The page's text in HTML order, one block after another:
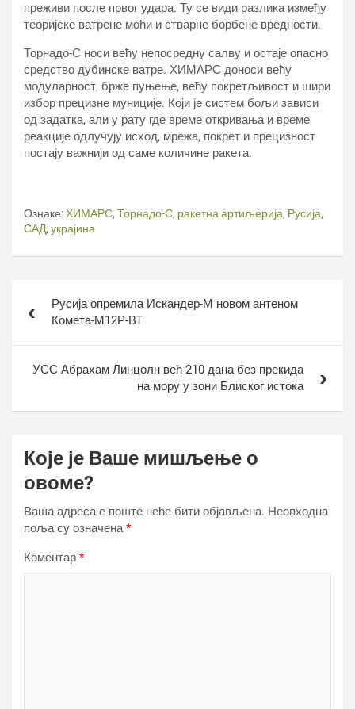
преживи после првог удара. Ту се види разлика између
теоријске ватрене моћи и стварне борбене вредности.
Торнадо-С носи већу непосредну салву и остаје опасно
средство дубинске ватре. ХИМАРС доноси већу
модуларност, брже пуњење, већу покретљивост и шири
избор прецизне муниције. Који је систем бољи зависи
од задатка, али у рату где време откривања и време
реакције одлучују исход, мрежа, покрет и прецизност
постају важнији од саме количине ракета.
Ознаке:ХИМАРС, Торнадо-С, ракетна артиљерија, Русија,
САД, украјина
чланкаРусија опремила Искандер-М новом антеном
Комета-М12Р-ВТ
УСС Абрахам Линцолн већ 210 дана без прекида
на мору у зони Блиског истока
Које је Ваше мишљење о
овоме?
Ваша адреса е-поште неће бити објављена. Неопходна
поља су означена*
Коментар *